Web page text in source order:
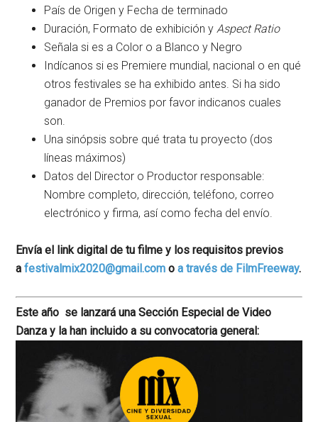
País de Origen y Fecha de terminado
Duración, Formato de exhibición yAspect Ratio
Señala si es a Color o a Blanco y Negro
Indícanos si es Premiere mundial, nacional o en qué
otros festivales se ha exhibido antes. Si ha sido
ganador de Premios por favor indicanos cuales
son.
Una sinópsis sobre qué trata tu proyecto (dos
líneas máximos)
Datos del Director o Productor responsable:
Nombre completo, dirección, teléfono, correo
electrónico y firma, así como fecha del envío.
Envía el link digital de tu filme y los requisitos previos
afestivalmix2020@gmail.com oa través de FilmFreeway.
Este año se lanzará una Sección Especial de Video
Danza y la han incluido a su convocatoria general: